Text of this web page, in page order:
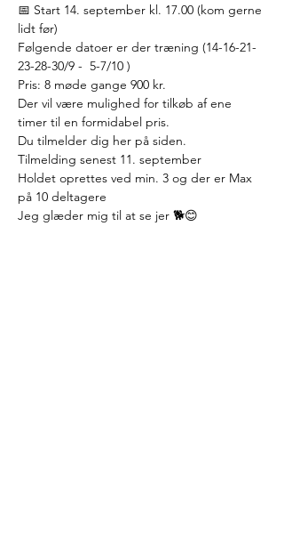
📅 Start 14. september kl. 17.00 (kom gerne
lidt før)
Følgende datoer er der træning (14-16-21-
23-28-30/9 -  5-7/10 )
Pris: 8 møde gange 900 kr.
Der vil være mulighed for tilkøb af ene
timer til en formidabel pris.
Du tilmelder dig her på siden.
Tilmelding senest 11. september
Holdet oprettes ved min. 3 og der er Max
på 10 deltagere
Jeg glæder mig til at se jer 🐕😊